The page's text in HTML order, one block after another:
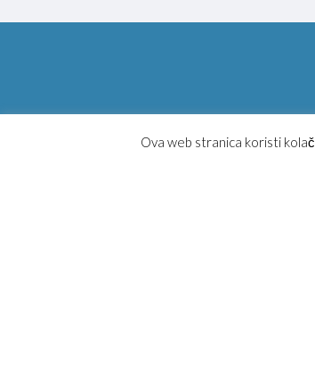
Ova web stranica koristi